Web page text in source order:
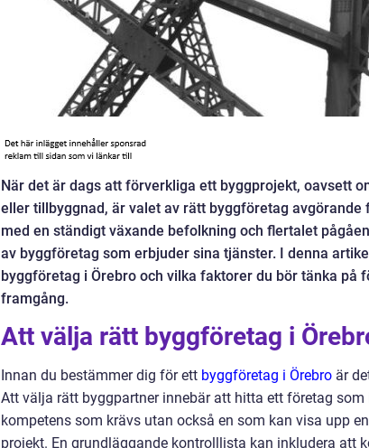
När det är dags att förverkliga ett byggprojekt, oavsett
eller tillbyggnad, är valet av rätt byggföretag
med en ständigt växande befolkning och flertalet
av byggföretag som erbjuder sina tjänster. I denna
byggföretag i Örebro och vilka faktorer du bör tänka på
framgång.
Att välja rätt byggföretag i
Innan du bestämmer dig för ett byggföretag i Örebro är
Att välja rätt byggpartner innebär att hitta ett företag
kompetens som krävs utan också en som kan visa upp
projekt. En grundläggande kontrolllista kan inkludera att